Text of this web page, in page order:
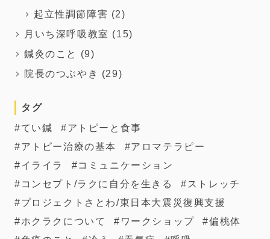
起立性調節障害 (2)
月いち深呼吸教室 (15)
鍼灸のこと
(9)
院長のつぶやき
(29)
タグ
てい鍼
アトピーと食事
アトピー治療の基本
アロマテラピー
イライラ
コミュニケーション
コンセプト/ラクに自分を生きる
ストレッチ
プロジェクトさとわ/東日本大震災復興支援
ホクラクについて
ワークショップ
偏桃体